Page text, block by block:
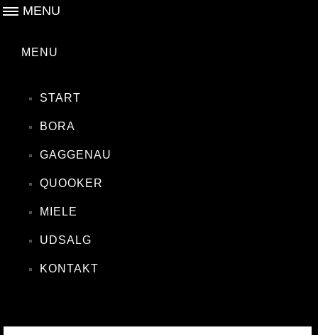
MENU
MENU
START
BORA
GAGGENAU
QUOOKER
MIELE
UDSALG
KONTAKT